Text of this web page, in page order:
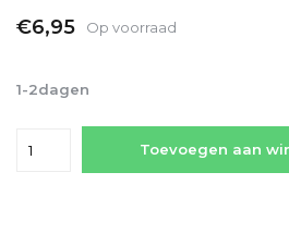
€6,95 Op voorraad
1-2dagen
Toevoegen aan